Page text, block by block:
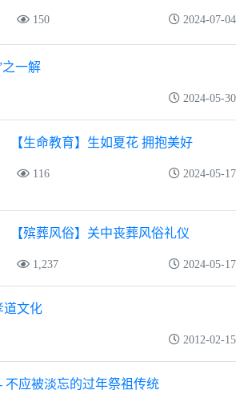
150 2024-07-04
之一解
2024-05-30
【生命教育】生如夏花 拥抱美好
116 2024-05-17
【殡葬风俗】关中丧葬风俗礼仪
1,237 2024-05-17
道文化
2012-02-15
不应被淡忘的过年祭祖传统